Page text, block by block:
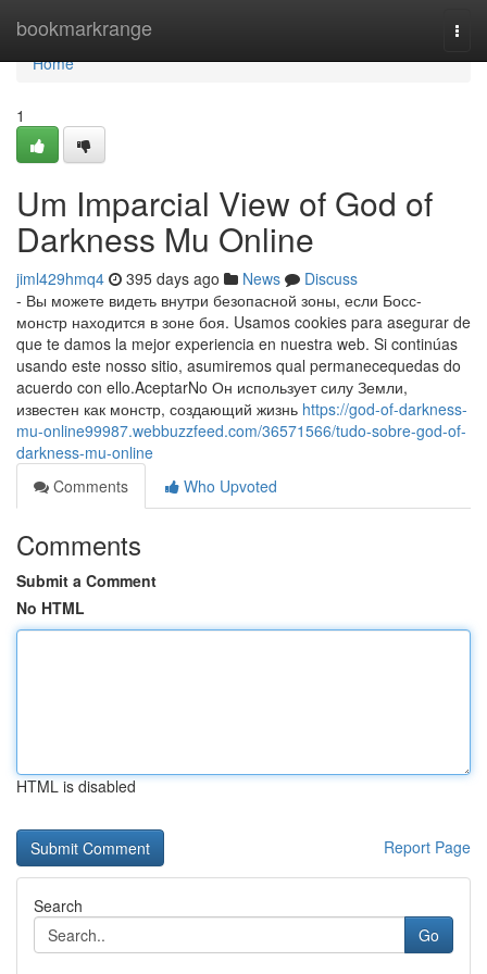
bookmarkrange
Home
Home
1
Um Imparcial View of God of
Darkness Mu Online
jiml429hmq4 395 days ago News
Discuss
- Вы можете видеть внутри безопасной зоны, если Босс-
монстр находится в зоне боя. Usamos cookies para asegurar de
que te damos la mejor experiencia en nuestra web. Si continúas
usando este nosso sitio, asumiremos qual permanecequedas do
acuerdo con ello.AceptarNo Он использует силу Земли,
известен как монстр, создающий жизнь https://god-of-darkness-
mu-online99987.webbuzzfeed.com/36571566/tudo-sobre-god-of-
darkness-mu-online
Comments
Who Upvoted
Comments
Submit a Comment
No HTML
HTML is disabled
Report Page
Search
Go